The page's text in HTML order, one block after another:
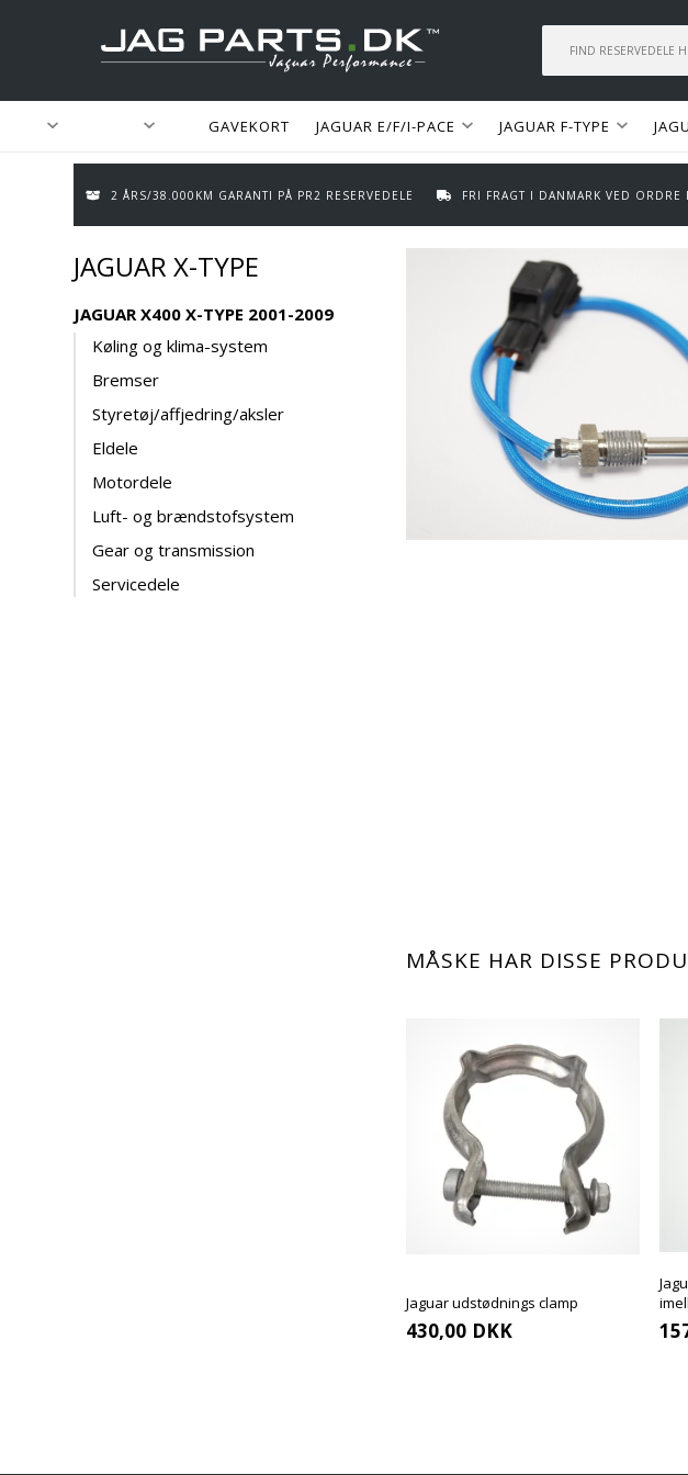
GAVEKORT JAGUAR E/F/I-PACE JAGUAR F-TYPE
2 ÅRS/38.000KM GARANTI PÅ PR2 RESERVEDELE FRI FRAGT I DANMARK VED ORDRE
JAGUAR X-TYPE
JAGUAR X400 X-TYPE 2001-2009
Køling og klima-system
Bremser
Styretøj/affjedring/aksler
Eldele
Motordele
Luft- og brændstofsystem
Gear og transmission
Servicedele
MÅSKE HAR DISSE
Jaguar udstødnings clamp
430,00 DKK